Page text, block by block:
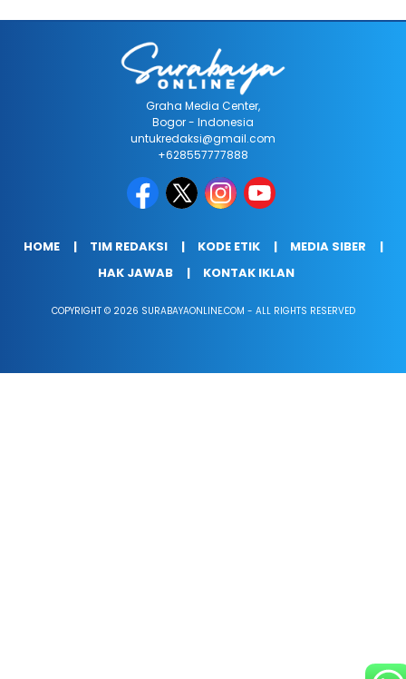
Graha Media Center,
Bogor - Indonesia
untukredaksi@gmail.com
+628557777888
HOME TIM REDAKSI KODE ETIK
MEDIA SIBER
HAK JAWAB
KONTAK IKLAN
COPYRIGHT © 2026 SURABAYAONLINE.COM - ALL RIGHTS RESERVED